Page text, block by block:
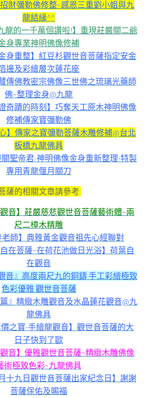
招財彌勒佛修整~感恩三重劉小姐與九
龍結緣^^
龍的一千萬個讚啦!】重現莊嚴關二爺
身專業神明佛像修補
身重整】紅豆杉觀世音菩薩指定安金
邊及彩繪層次蓮花座
傳佛教密宗佛像三世佛之琉璃光藥師
佛~整理金身@九龍
奇蹟的時刻】巧奪天工原木神明佛像
修補傳家寶彌勒佛
】傳家之寶彌勒菩薩木雕修補@台北
板橋九龍佛具
聖帝君-神明佛像金身重新整理-特製
專用青龍偃月關刀
薩的相關文章請參考:
觀音】莊嚴慈悲觀世音菩薩藝術體~兩
尺二樟木精雕
老師】典雅黃金觀音祖先心經聯對
自在菩薩~在荷花池做日光浴】荷葉自
在觀音
音』高度兩尺九的銅鑄 手工彩繪極致
色彩優雅 觀世音菩薩
』精緻木雕觀音及水晶蓮花觀音@九
龍佛具
價之寶-手繪龍觀音】觀世音菩薩的大
日子快到了歐
觀音】優雅觀世音菩薩~精緻木雕佛像
術極致色彩~九龍佛具
十九日觀世音菩薩出家紀念日】謝謝
菩薩保佑及賜福